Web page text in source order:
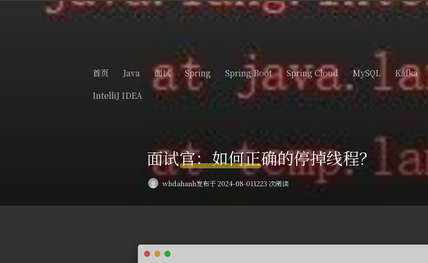
首页 Java 面试 Spring Spring Boot Spring Cloud MySQL Kafka
IntelliJ IDEA
面试官：如何正确的停掉线程？
whdahanh发布于 2024-08-011223 次阅读